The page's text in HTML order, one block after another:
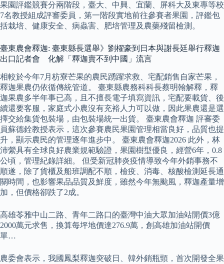
果園評鑑競賽分兩階段，臺大、中興、宜蘭、屏科大及東專等校
7名教授組成評審委員，第一階段實地前往參賽者果園，評鑑包
括栽培、健康安全、病蟲害、肥培管理及農藥殘留檢測。
臺東農會釋迦: 臺東縣長選舉》劉櫂豪到日本與謝長廷舉行釋迦
出口記者會 化解「釋迦賣不到中國」流言
相較於今年7月枋寮芒果的農民踴躍求救、宅配銷售自家芒果，
釋迦果農仍依循傳統管道。 臺東縣農務科科長蔡明翰解釋，釋
迦果農多半年事已高，且不擅長電子填寫資訊，宅配要載貨、後
續還要客服，家庭式小農沒有充裕人力可以做，因此果農還是選
擇交給集貨包裝場，由包裝場統一出貨。 臺東農會釋迦 評審委
員蘇德銓教授表示，這次參賽農民果園管理相當良好，品質也提
升，顯示農民的管理逐年進步中。 臺東農會釋迦2026 此外，林
沛縈具有全球良好農業規範驗證，果園樹型優良，經營6年，0.8
公頃，管理紀錄詳細。 但受新冠肺炎疫情導致今年外銷事務不
順遂，除了貨櫃及船班調配不順，檢疫、消毒、核酸檢測延長通
關時間，也影響果品品質及鮮度，雖然今年無颱風，釋迦產量增
加，但價格卻跌了2成。
高雄苓雅中山二路、青年二路口的臺灣中油大眾加油站開價3億
2000萬元求售，換算每坪地價達276.9萬，創高雄加油站開價
單…
農委會表示，我國鳳梨釋迦突破日、韓外銷瓶頸，首次開發全果